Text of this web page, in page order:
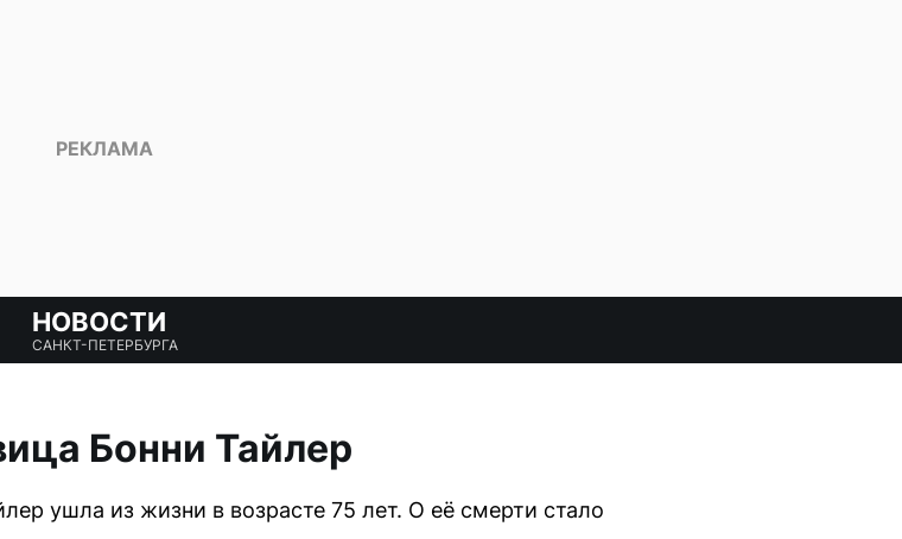
НОВОСТИ
САНКТ-ПЕТЕРБУРГА
Бонни Тайлер
ушла из жизни в возрасте 75 лет. О её смерти стало